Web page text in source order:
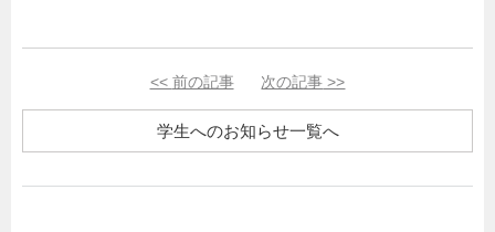
<< 前の記事 次の記事 >>
学生へのお知らせ一覧へ